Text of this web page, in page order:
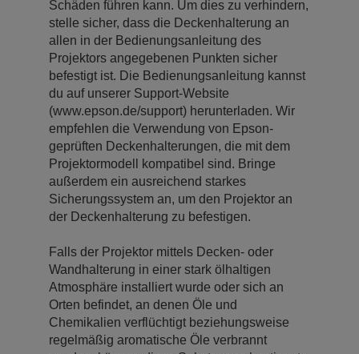
Schäden führen kann. Um dies zu verhindern,
stelle sicher, dass die Deckenhalterung an
allen in der Bedienungsanleitung des
Projektors angegebenen Punkten sicher
befestigt ist. Die Bedienungsanleitung kannst
du auf unserer Support-Website
(www.epson.de/support) herunterladen. Wir
empfehlen die Verwendung von Epson-
geprüften Deckenhalterungen, die mit dem
Projektormodell kompatibel sind. Bringe
außerdem ein ausreichend starkes
Sicherungssystem an, um den Projektor an
der Deckenhalterung zu befestigen.
Falls der Projektor mittels Decken- oder
Wandhalterung in einer stark ölhaltigen
Atmosphäre installiert wurde oder sich an
Orten befindet, an denen Öle und
Chemikalien verflüchtigt beziehungsweise
regelmäßig aromatische Öle verbrannt